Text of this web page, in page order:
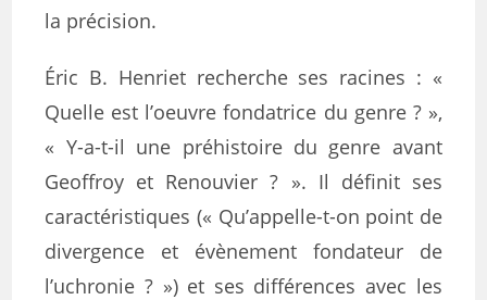
la précision.
Éric B. Henriet recherche ses racines : «
Quelle est l’oeuvre fondatrice du genre ? »,
« Y-a-t-il une préhistoire du genre avant
Geoffroy et Renouvier ? ». Il définit ses
caractéristiques (« Qu’appelle-t-on point de
divergence et évènement fondateur de
l’uchronie ? ») et ses différences avec les